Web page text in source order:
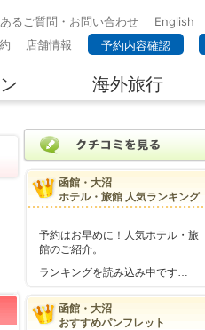
るご質問・お問い合わせ English
店舗情報 予約内容確認
海外旅行
函館・大沼
ホテル・旅館 人気ランキング
予約はお早めに！人気ホテル・旅
館のご紹介。
ランキングを読み込み中です…
函館・大沼
おすすめパンフレット